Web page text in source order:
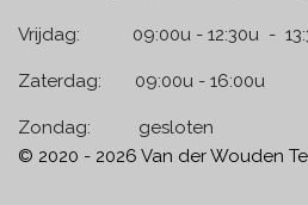
Vrijdag: 09:00u - 12:30u -
Zaterdag: 09:00u -
Zondag:
© 2020 - 2026 Van der Wouden